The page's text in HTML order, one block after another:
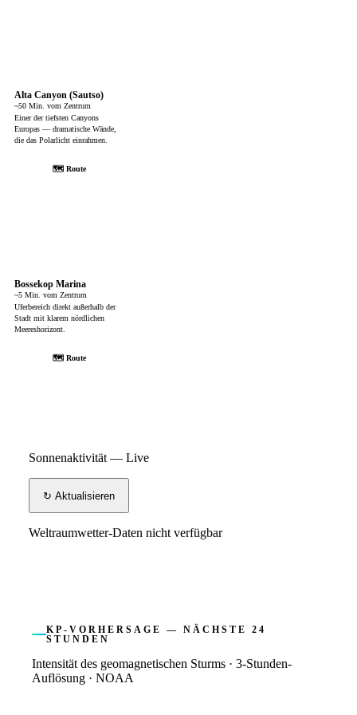
Alta Canyon (Sautso)
~50 Min. vom Zentrum
Einer der tiefsten Canyons
Europas — dramatische Wände,
die das Polarlicht einrahmen.
🗺 Route
Bossekop Marina
~5 Min. vom Zentrum
Uferbereich direkt außerhalb der
Stadt mit klarem nördlichen
Meereshorizont.
🗺 Route
Sonnenaktivität — Live
↻ Aktualisieren
Weltraumwetter-Daten nicht verfügbar
KP-VORHERSAGE — NÄCHSTE 24
STUNDEN
Intensität des geomagnetischen Sturms · 3-Stunden-
Auflösung · NOAA